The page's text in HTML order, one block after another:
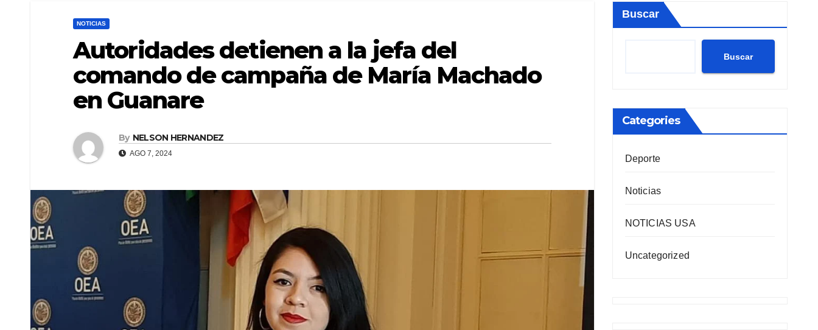
NOTICIAS
Autoridades detienen a la jefa del
comando de campaña de María Machado
en Guanare
By NELSON HERNANDEZ
AGO 7, 2024
Buscar
Buscar
Categories
Deporte
Noticias
NOTICIAS USA
Uncategorized